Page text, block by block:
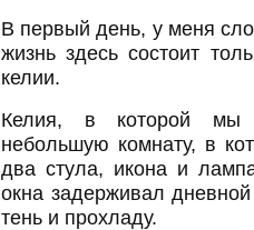
В первый день, у меня
жизнь здесь состоит
келии.
Келия, в которой мы
небольшую комнату, в
два стула, икона и
окна задерживал
тень и прохладу.